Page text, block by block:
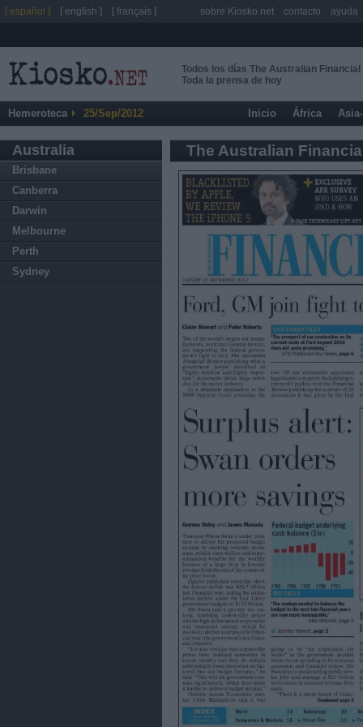
Todos los días The Australian Financial
Toda la prensa de hoy
Hemeroteca 25/Sep/2012 Inicio África
Australia
Brisbane
Canberra
Darwin
Melbourne
Perth
Sydney
The Australian
[ español ] [ english ] [ français ] sobre Kiosko.net contacto ayuda